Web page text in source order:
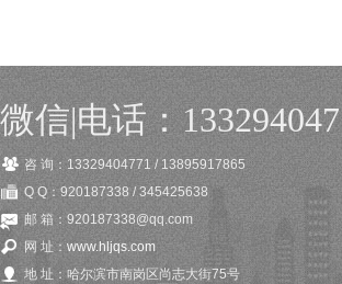
微信|电话：
咨 询：13329404771 / 13895917865
Q Q：920187338 / 345425638
邮 箱：920187338@qq.com
网 址： www.hljqs.com
地 址：哈尔滨市南岗区尚志大街75号